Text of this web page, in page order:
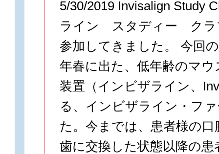
5/30/2019 Invisalign Study
ライン スタディー クラ
参加してきました。 今回
年春に出た、低年齢のマ
装置（インビザライン、
る、インビザライン・フ
た。今までは、患者様の
歯に交換した状態以降の